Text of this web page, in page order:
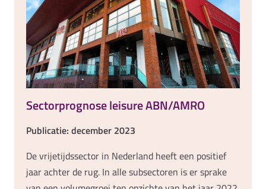
Sectorprognose leisure ABN/AMRO
Publicatie: december 2023
De vrijetijdssector in Nederland heeft een positief
jaar achter de rug. In alle subsectoren is er sprake